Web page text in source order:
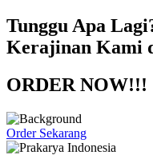
Tunggu Apa
Kerajinan Kami
ORDER NOW!!!
Order Sekarang